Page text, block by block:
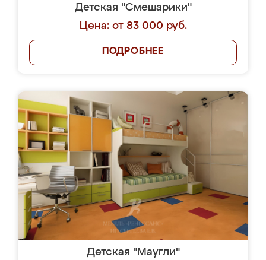
Детская "Смешарики"
Цена: от 83 000 руб.
ПОДРОБНЕЕ
Детская "Маугли"